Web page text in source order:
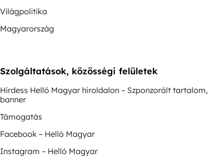
Világpolitika
Magyarország
Szolgáltatások, közösségi felületek
Hirdess Helló Magyar híroldalon – Szponzorált tartalom,
banner
Támogatás
Facebook – Helló Magyar
Instagram – Helló Magyar